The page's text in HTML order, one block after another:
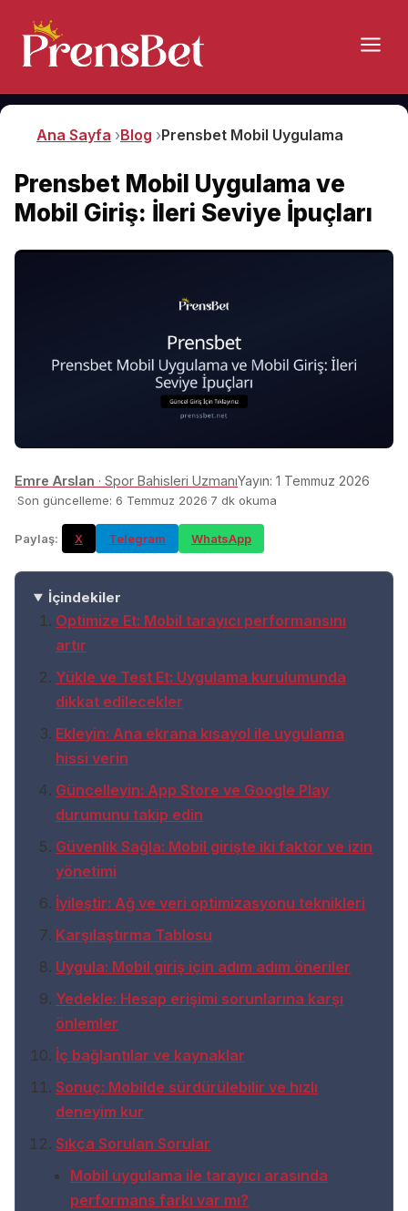
Ana Sayfa Blog Prensbet Mobil Uygulama ve
Prensbet Mobil Uygulama ve
Mobil Giriş: İleri Seviye İpuçları
Emre Arslan · Spor Bahisleri UzmanıYayın: 1 Temmuz 2026
Son güncelleme: 6 Temmuz 2026 7 dk okuma
Paylaş: X Telegram WhatsApp
İçindekiler
Optimize Et: Mobil tarayıcı performansını
artır
Yükle ve Test Et: Uygulama kurulumunda
dikkat edilecekler
Ekleyin: Ana ekrana kısayol ile uygulama
hissi verin
Güncelleyin: App Store ve Google Play
durumunu takip edin
Güvenlik Sağla: Mobil girişte iki faktör ve izin
yönetimi
İyileştir: Ağ ve veri optimizasyonu teknikleri
Karşılaştırma Tablosu
Uygula: Mobil giriş için adım adım öneriler
Yedekle: Hesap erişimi sorunlarına karşı
önlemler
İç bağlantılar ve kaynaklar
Sonuç: Mobilde sürdürülebilir ve hızlı
deneyim kur
Sıkça Sorulan Sorular
Mobil uygulama ile tarayıcı arasında
performans farkı var mı?